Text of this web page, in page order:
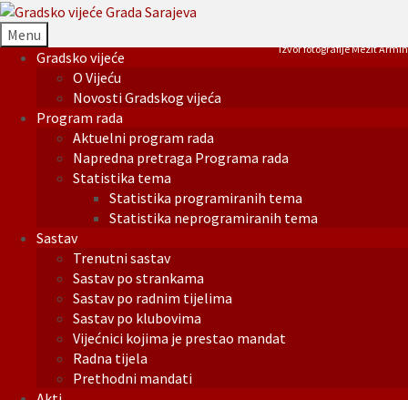
Menu
Gradsko vijeće
O Vijeću
Novosti Gradskog vijeća
Program rada
Aktuelni program rada
Napredna pretraga Programa rada
Statistika tema
Statistika programiranih tema
Statistika neprogramiranih tema
Sastav
Trenutni sastav
Sastav po strankama
Sastav po radnim tijelima
Sastav po klubovima
Vijećnici kojima je prestao mandat
Radna tijela
Prethodni mandati
Izvor fotografije Mezit Armin